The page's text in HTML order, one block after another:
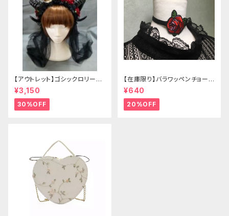
【アウトレット】ゴシックロリータ
ゴールドクラウン＆ホーン(ヴェ
ール付き)
¥3,150
30%OFF
【在庫限り】バラワッペンチョーカ
ー
¥640
20%OFF